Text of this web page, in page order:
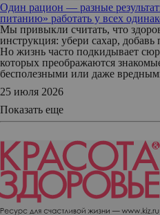
Один рацион — разные
питанию» работать у всех
Мы привыкли считать, что
инструкция: убери сахар,
Но жизнь часто подкидывает
которых преображаются
бесполезными или даже
25 июля 2026
Показать еще